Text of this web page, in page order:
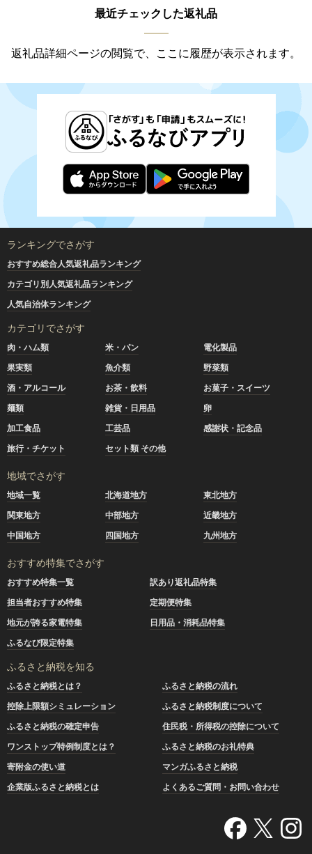
最近チェックした返礼品
返礼品詳細ページの閲覧で、ここに履歴が表示されます。
ランキングでさがす
おすすめ総合人気返礼品ランキング
カテゴリ別人気返礼品ランキング
人気自治体ランキング
カテゴリでさがす
肉・ハム類 米・パン
電化製品
果実類
魚介類
野菜類
酒・アルコール
お茶・飲料
お菓子・スイーツ
麺類
雑貨・日用品
卵
加工食品
工芸品
感謝状・記念品
旅行・チケット
セット類 その他
地域でさがす
地域一覧 北海道地方
東北地方
関東地方
中部地方
近畿地方
中国地方
四国地方 九州地方
おすすめ特集でさがす
おすすめ特集一覧
訳あり返礼品特集
担当者おすすめ特集
定期便特集
地元が誇る家電特集
日用品・消耗品特集
ふるなび限定特集
ふるさと納税を知る
ふるさと納税とは？
ふるさと納税の流れ
控除上限額シミュレーション
ふるさと納税制度について
ふるさと納税の確定申告
住民税・所得税の控除について
ワンストップ特例制度とは？
ふるさと納税のお礼特典
寄附金の使い道
マンガふるさと納税
企業版ふるさと納税とは
よくあるご質問・お問い合わせ